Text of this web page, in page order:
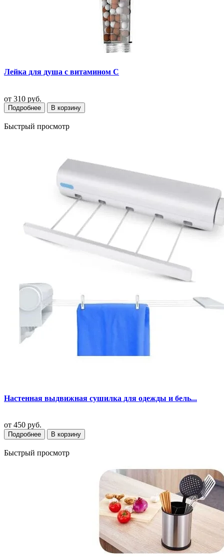
Лейка для душа с витамином С
от 310 руб.
Подробнее В корзину
Быстрый просмотр
Настенная выдвижная сушилка для одежды и бель...
от 450 руб.
Подробнее В корзину
Быстрый просмотр